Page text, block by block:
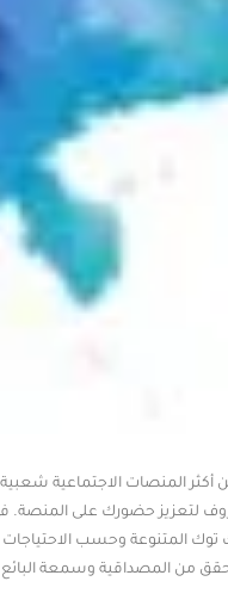
المنصات الاجتماعية
لتعزيز حضورك على المنصة. في
المتنوعة وحسب
من المصداقية وسمعة